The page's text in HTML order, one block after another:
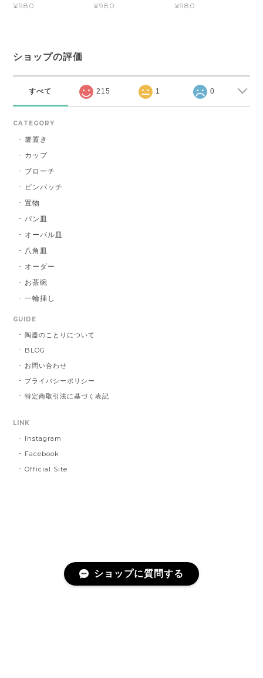
¥980
¥980
¥980
ショップの評価
すべて 215 1 0
CATEGORY
箸置き
カップ
ブローチ
ピンバッチ
置物
パン皿
オーバル皿
八角皿
オーダー
お茶碗
一輪挿し
GUIDE
陶器のことりについて
BLOG
お問い合わせ
プライバシーポリシー
特定商取引法に基づく表記
LINK
Instagram
Facebook
Official Site
ショップに質問する